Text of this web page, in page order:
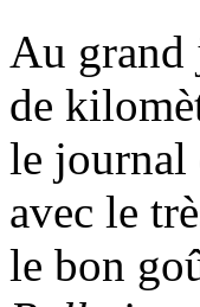
Au grand
de
le journal
avec le
le bon